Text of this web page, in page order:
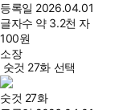
등록일 2026.04.01
글자수 약 3.2천 자
100원
소장
숫것 27화 선택
숫것 27화